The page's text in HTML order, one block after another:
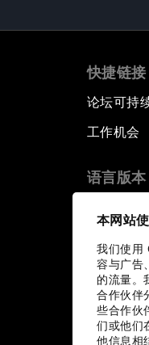
本网站
我们使用
容与广告
的流量。
合作伙伴
些合作伙
们或他们
他信息相
快捷链接
论坛可持
工作机会
语言版本